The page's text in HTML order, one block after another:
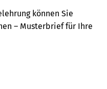
können Sie
– Musterbrief für Ihre